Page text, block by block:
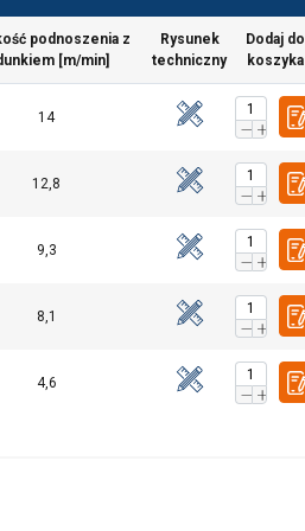
podnoszenia z
[m/min]
Rysunek
techniczny
Dodaj do
koszyka
14
12,8
9,3
8,1
4,6
POLISH
ENGLISH TRANSLATION
i
Niesklasyfikowane